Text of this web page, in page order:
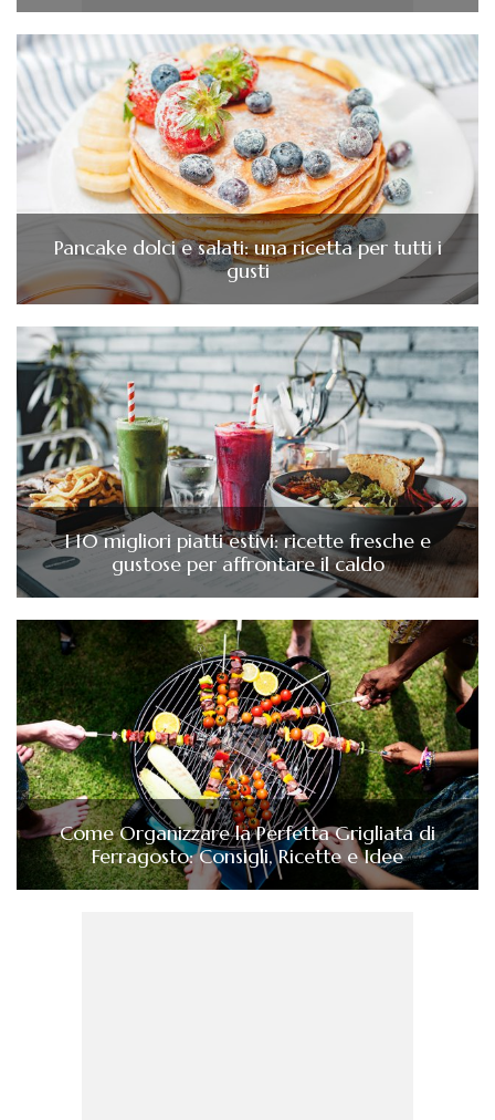
Pancake dolci e salati: una ricetta per tutti i
gusti
I 10 migliori piatti estivi: ricette fresche e
gustose per affrontare il caldo
Come Organizzare la Perfetta Grigliata di
Ferragosto: Consigli, Ricette e Idee